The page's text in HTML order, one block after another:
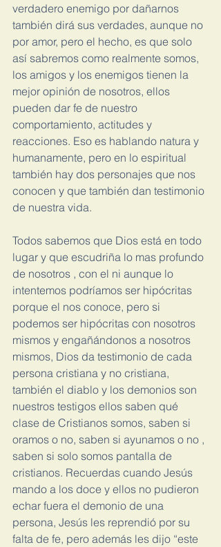
verdadero enemigo por dañarnos
también dirá sus verdades, aunque no
por amor, pero el hecho, es que solo
así sabremos como realmente somos,
los amigos y los enemigos tienen la
mejor opinión de nosotros, ellos
pueden dar fe de nuestro
comportamiento, actitudes y
reacciones. Eso es hablando natura y
humanamente, pero en lo espiritual
también hay dos personajes que nos
conocen y que también dan testimonio
de nuestra vida.
Todos sabemos que Dios está en todo
lugar y que escudriña lo mas profundo
de nosotros , con el ni aunque lo
intentemos podríamos ser hipócritas
porque el nos conoce, pero si
podemos ser hipócritas con nosotros
mismos y engañándonos a nosotros
mismos, Dios da testimonio de cada
persona cristiana y no cristiana,
también el diablo y los demonios son
nuestros testigos ellos saben qué
clase de Cristianos somos, saben si
oramos o no, saben si ayunamos o no ,
saben si solo somos pantalla de
cristianos. Recuerdas cuando Jesús
mando a los doce y ellos no pudieron
echar fuera el demonio de una
persona, Jesús les reprendió por su
falta de fe, pero además les dijo “este